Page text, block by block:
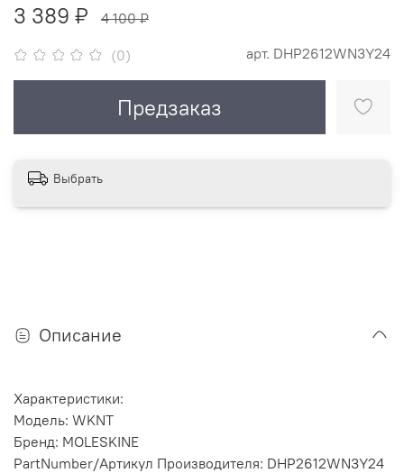
(0) арт. DHP2612WN3Y24
3 389 ₽ 4 100 ₽
Предзаказ
Выбрать
Описание
Характеристики:
Модель: WKNT
Бренд: MOLESKINE
PartNumber/Артикул Производителя: DHP2612WN3Y24